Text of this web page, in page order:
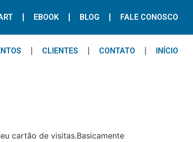
EBOOK BLOG FALE CONOSCO
CLIENTES CONTATO INÍCIO
cartão de visitas.Basicamente